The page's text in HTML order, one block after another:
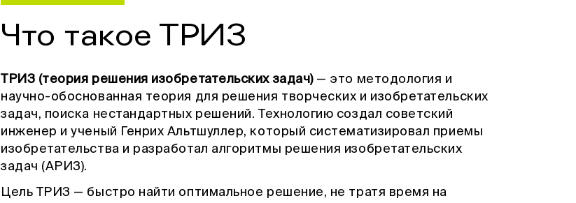
Что такое ТРИЗ
ТРИЗ (теория решения изобретательских задач)— это методология и
научно-обоснованная теория для решения творческих и изобретательских
задач, поиска нестандартных решений. Технологию создал советский
инженер и ученый Генрих Альтшуллер, который систематизировал приемы
изобретательства и разработал алгоритмы решения изобретательских
задач (АРИЗ).
Цель ТРИЗ — быстро найти оптимальное решение, не тратя время на